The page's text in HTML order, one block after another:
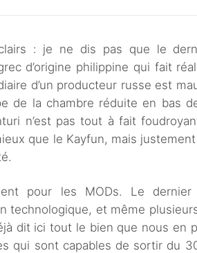
: je ne dis pas que le
d’origine philippine qui fait
d’un producteur russe est
de la chambre réduite en bas
n’est pas tout à fait
que le Kayfun, mais
pour les MODs. Le
technologique, et même
dit ici tout le bien que nous en
qui sont capables de sortir du